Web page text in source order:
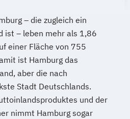
– die zugleich ein
ist – leben mehr als 1,86
einer Fläche von 755
ist Hamburg das
aber die nach
Stadt Deutschlands.
und der
nimmt Hamburg sogar